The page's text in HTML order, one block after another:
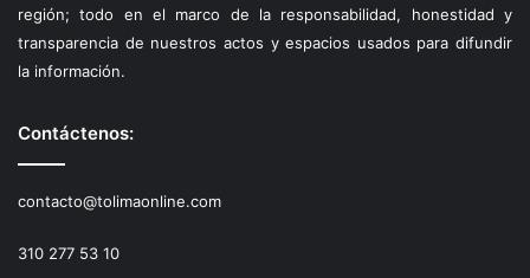
región; todo en el marco de la responsabilidad, honestidad y
transparencia de nuestros actos y espacios usados para difundir
la información.
Contáctenos:
contacto@tolimaonline.com
310 277 53 10